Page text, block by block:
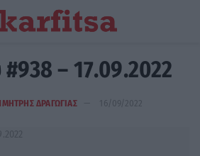
– 17.09.2022
ΔΡΑΓΩΓΙΑΣ 16/09/2022